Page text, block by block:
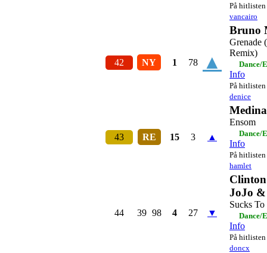
På hitlisten
vancairo
42 NY 1 78 ▲
Bruno
Grenade
Remix)
Dance/
Info
På hitlisten
denice
43 RE 15 3 ▲
Medina
Ensom
Dance/
Info
På hitlisten
hamlet
44 39 98 4 27 ▼
JoJo
Sucks
Dance/
Info
På hitlisten
doncx